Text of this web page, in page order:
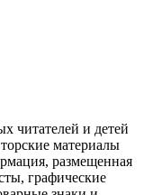
читателей и детей
материалы
размещенная
графические